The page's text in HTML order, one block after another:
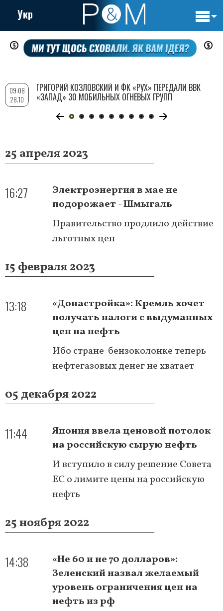
Перейти
содержанию
Укр
25 апреля 2023
16:27
Электроэнергия в мае не
подорожает - Шмыгаль
Правительство продлило действие
льготных цен
15 февраля 2023
13:18
«Донастройка»: Кремль хочет
получать налоги с выдуманных
цен на нефть
Ибо стране-бензоколонке теперь
нефтегазовых денег не хватает
05 декабря 2022
11:44
Япония ввела ценовой потолок
на российскую сырую нефть
И вступило в силу решение Совета
ЕС о лимите цены на российскую
нефть
25 ноября 2022
14:38
«Не 60 и не 70 долларов»:
Зеленский назвал желаемый
уровень ограничения цен на
нефть из рф
09:08
28.10
ГРИГОРИЙ КОЗЛОВСКИЙ И ФК «РУХ» ПЕРЕДАЛИ ВВК
«ЗАПАД» 30 МОБИЛЬНЫХ ОГНЕВЫХ ГРУПП